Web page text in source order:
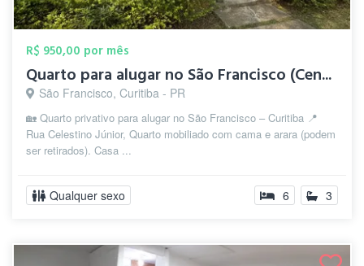
R$ 950,00 por mês
Quarto para alugar no São Francisco (Cen...
São Francisco, Curitiba - PR
🏡 Quarto privativo para alugar no São Francisco – Curitiba 📍
Rua Celestino Júnior, Quarto mobiliado com cama e arara (podem
ser retirados). Casa ...
Qualquer sexo 6 3